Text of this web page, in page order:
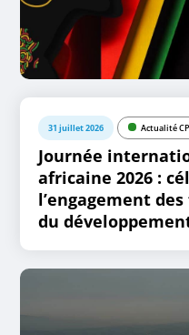
31 juillet 2026 Actualité
Journée
africaine 2026 :
l’engagement
du